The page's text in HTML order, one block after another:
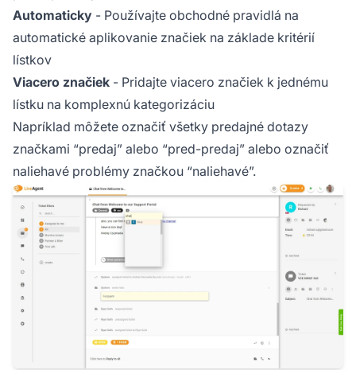
Automaticky - Používajte obchodné pravidlá na
automatické aplikovanie značiek na základe kritérií
lístkov
Viacero značiek - Pridajte viacero značiek k jednému
lístku na komplexnú kategorizáciu
Napríklad môžete označiť všetky predajné dotazy
značkami “predaj” alebo “pred-predaj” alebo označiť
naliehavé problémy značkou “naliehavé”.